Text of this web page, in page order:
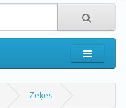
Zeķes